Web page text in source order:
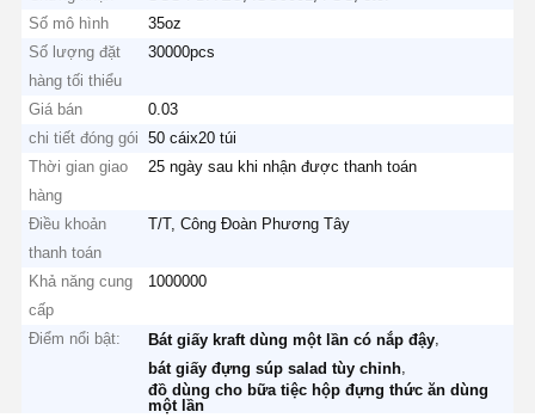
Số mô hình
35oz
Số lượng đặt
hàng tối thiểu
30000pcs
Giá bán
0.03
chi tiết đóng gói
50 cáix20 túi
Thời gian giao
hàng
25 ngày sau khi nhận được thanh toán
Điều khoản
thanh toán
T/T, Công Đoàn Phương Tây
Khả năng cung
cấp
1000000
Điểm nổi bật: Bát giấy kraft dùng một lần có nắp đậy
bát giấy đựng súp salad tùy chỉnh
đồ dùng cho bữa tiệc hộp đựng thức ăn dùng
một lần